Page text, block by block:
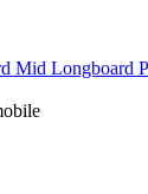
Mid Longboard